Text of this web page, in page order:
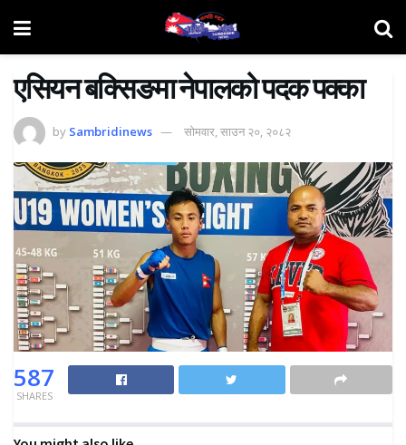
एसियन बक्सिङमा नेपालको पदक पक्का
by Sambridinews सोमवार, साउन २०, २०८२
587
SHARES